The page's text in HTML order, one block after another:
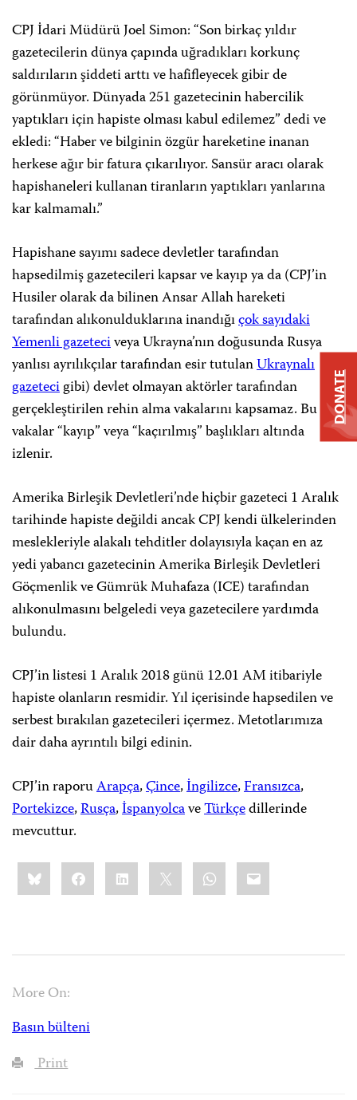
CPJ İdari Müdürü Joel Simon: “Son birkaç yıldır
gazetecilerin dünya çapında uğradıkları korkunç
saldırıların şiddeti arttı ve hafifleyecek gibir de
görünmüyor. Dünyada 251 gazetecinin habercilik
yaptıkları için hapiste olması kabul edilemez” dedi ve
ekledi: “Haber ve bilginin özgür hareketine inanan
herkese ağır bir fatura çıkarılıyor. Sansür aracı olarak
hapishaneleri kullanan tiranların yaptıkları yanlarına
kar kalmamalı.”
Hapishane sayımı sadece devletler tarafından
hapsedilmiş gazetecileri kapsar ve kayıp ya da (CPJ’in
Husiler olarak da bilinen Ansar Allah hareketi
tarafından alıkonulduklarına inandığıçok sayıdaki
Yemenli gazeteciveya Ukrayna’nın doğusunda Rusya
yanlısı ayrılıkçılar tarafından esir tutulanUkraynalı
gazetecigibi) devlet olmayan aktörler tarafından
gerçekleştirilen rehin alma vakalarını kapsamaz. Bu
vakalar “kayıp” veya “kaçırılmış” başlıkları altında
izlenir.
Amerika Birleşik Devletleri’nde hiçbir gazeteci 1 Aralık
tarihinde hapiste değildi ancak CPJ kendi ülkelerinden
meslekleriyle alakalı tehditler dolayısıyla kaçan en az
yedi yabancı gazetecinin Amerika Birleşik Devletleri
Göçmenlik ve Gümrük Muhafaza (ICE) tarafından
alıkonulmasını belgeledi veya gazetecilere yardımda
bulundu.
CPJ’in listesi 1 Aralık 2018 günü 12.01 AM itibariyle
hapiste olanların resmidir. Yıl içerisinde hapsedilen ve
serbest bırakılan gazetecileri içermez. Metotlarımıza
dair daha ayrıntılı bilgi edinin.
CPJ’in raporuArapça,Çince,İngilizce,Fransızca,
Portekizce,Rusça,İspanyolcaveTürkçedillerinde
mevcuttur.
Share
this:BlueskyFacebookLinkedIn WhatsApp
Email
More On:
Basın bülteni
Print
DONATE